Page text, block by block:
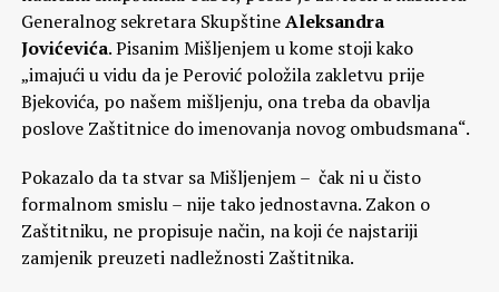
Generalnog sekretara SkupštineAleksandra
Jovićevića. Pisanim Mišljenjem u kome stoji kako
„imajući u vidu da je Perović položila zakletvu prije
Bjekovića, po našem mišljenju, ona treba da obavlja
poslove Zaštitnice do imenovanja novog ombudsmana“.
Pokazalo da ta stvar sa Mišljenjem – čak ni u čisto
formalnom smislu – nije tako jednostavna. Zakon o
Zaštitniku, ne propisuje način, na koji će najstariji
zamjenik preuzeti nadležnosti Zaštitnika.